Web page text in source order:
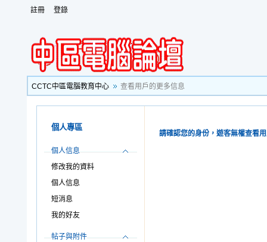
註冊 登錄
CCTC中區電腦教育中心 查看用戶的更多信息
個人專區
個人信息
修改我的資料
個人信息
短消息
我的好友
帖子與附件
請確認您的身份，遊客無權查看